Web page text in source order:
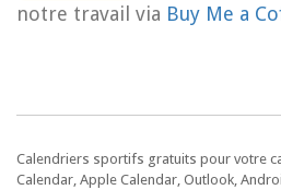
notre travail via Buy Me a
Calendriers sportifs gratuits pour votre
Calendar, Apple Calendar, Outlook,